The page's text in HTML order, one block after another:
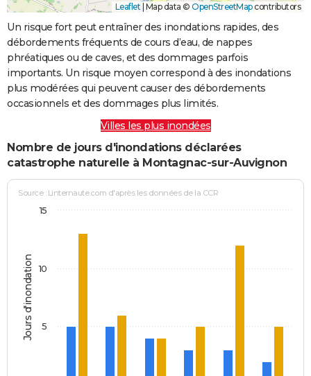
Leaflet | Map data © OpenStreetMapcontributors
Un risque fort peut entraîner des inondations rapides, des
débordements fréquents de cours d’eau, de nappes
phréatiques ou de caves, et des dommages parfois
importants. Un risque moyen correspond à des inondations
plus modérées qui peuvent causer des débordements
occasionnels et des dommages plus limités.
Villes les plus inondées
Nombre de jours d'inondations déclarées
catastrophe naturelle à Montagnac-sur-Auvignon
Jours d'inondation
Source : Linternaute.com d'après les données de la CCR
5
10
15